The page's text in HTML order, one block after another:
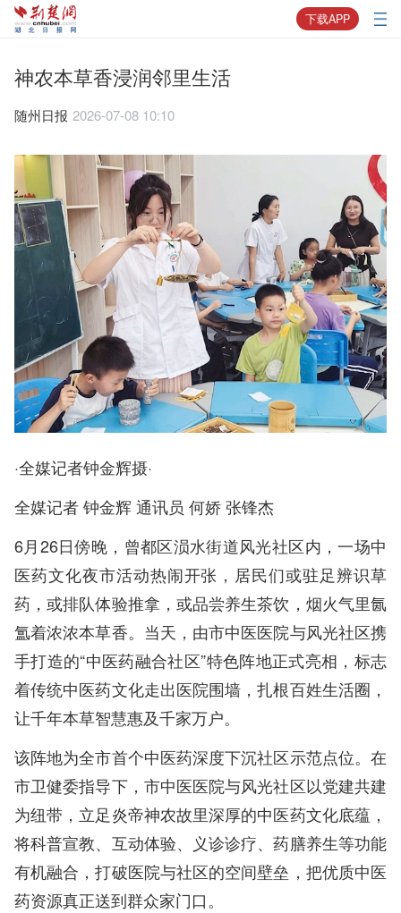
下载APP
神农本草香浸润邻里生活
随州日报 2026-07-08 10:10
·全媒记者钟金辉摄·
全媒记者 钟金辉 通讯员 何娇 张锋杰
6月26日傍晚，曾都区涢水街道风光社区内，一场中
医药文化夜市活动热闹开张，居民们或驻足辨识草
药，或排队体验推拿，或品尝养生茶饮，烟火气里氤
氲着浓浓本草香。当天，由市中医医院与风光社区携
手打造的“中医药融合社区”特色阵地正式亮相，标志
着传统中医药文化走出医院围墙，扎根百姓生活圈，
让千年本草智慧惠及千家万户。
该阵地为全市首个中医药深度下沉社区示范点位。在
市卫健委指导下，市中医医院与风光社区以党建共建
为纽带，立足炎帝神农故里深厚的中医药文化底蕴，
将科普宣教、互动体验、义诊诊疗、药膳养生等功能
有机融合，打破医院与社区的空间壁垒，把优质中医
药资源真正送到群众家门口。